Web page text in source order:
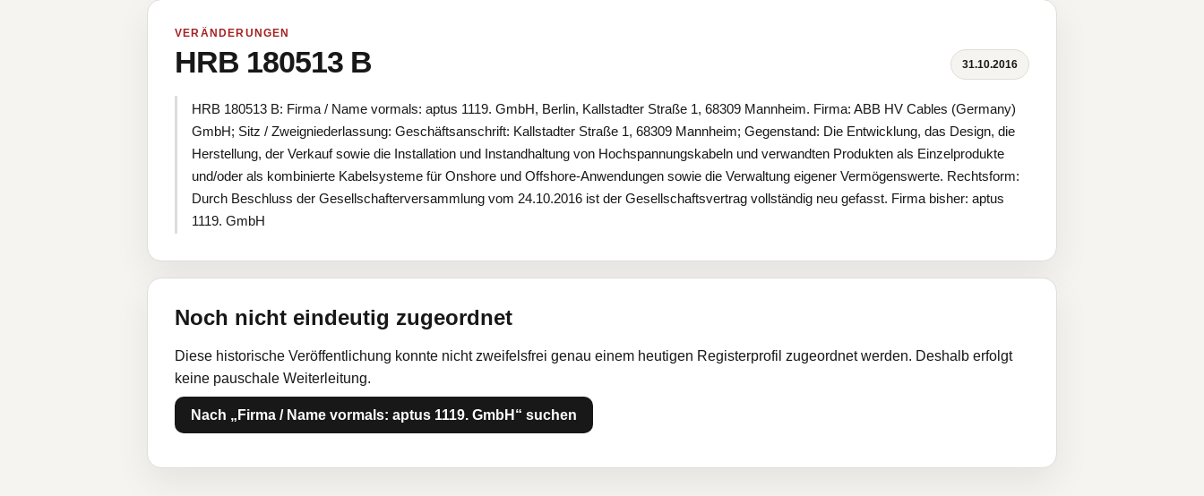
VERÄNDERUNGEN
HRB 180513 B 31.10.2016
HRB 180513 B: Firma / Name vormals: aptus 1119. GmbH, Berlin, Kallstadter Straße 1, 68309 Mannheim. Firma: ABB HV Cables (Germany)
GmbH; Sitz / Zweigniederlassung: Geschäftsanschrift: Kallstadter Straße 1, 68309 Mannheim; Gegenstand: Die Entwicklung, das Design, die
Herstellung, der Verkauf sowie die Installation und Instandhaltung von Hochspannungskabeln und verwandten Produkten als Einzelprodukte
und/oder als kombinierte Kabelsysteme für Onshore und Offshore-Anwendungen sowie die Verwaltung eigener Vermögenswerte. Rechtsform:
Durch Beschluss der Gesellschafterversammlung vom 24.10.2016 ist der Gesellschaftsvertrag vollständig neu gefasst. Firma bisher: aptus
1119. GmbH
Noch nicht eindeutig zugeordnet
Diese historische Veröffentlichung konnte nicht zweifelsfrei genau einem heutigen Registerprofil zugeordnet werden. Deshalb erfolgt
keine pauschale Weiterleitung.
Nach „Firma / Name vormals: aptus 1119. GmbH“ suchen